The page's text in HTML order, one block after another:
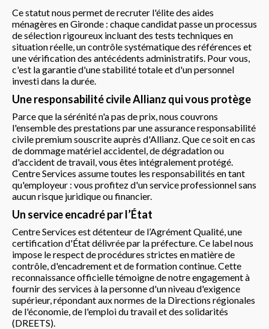
Ce statut nous permet de recruter l'élite des aides
ménagères en Gironde : chaque candidat passe un processus
de sélection rigoureux incluant des tests techniques en
situation réelle, un contrôle systématique des références et
une vérification des antécédents administratifs. Pour vous,
c'est la garantie d'une stabilité totale et d'un personnel
investi dans la durée.
Une responsabilité civile Allianz qui vous protège
Parce que la sérénité n'a pas de prix, nous couvrons
l'ensemble des prestations par une assurance responsabilité
civile premium souscrite auprès d'Allianz. Que ce soit en cas
de dommage matériel accidentel, de dégradation ou
d'accident de travail, vous êtes intégralement protégé.
Centre Services assume toutes les responsabilités en tant
qu'employeur : vous profitez d'un service professionnel sans
aucun risque juridique ou financier.
Un service encadré par l’État
Centre Services est détenteur de l’Agrément Qualité, une
certification d'État délivrée par la préfecture. Ce label nous
impose le respect de procédures strictes en matière de
contrôle, d'encadrement et de formation continue. Cette
reconnaissance officielle témoigne de notre engagement à
fournir des services à la personne d'un niveau d'exigence
supérieur, répondant aux normes de la Directions régionales
de l'économie, de l'emploi du travail et des solidarités
(DREETS).